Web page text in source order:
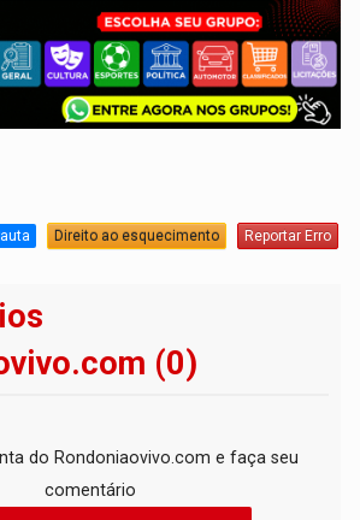
Direito ao esquecimento Reportar Erro
(0)
do Rondoniaovivo.com e faça seu
comentário